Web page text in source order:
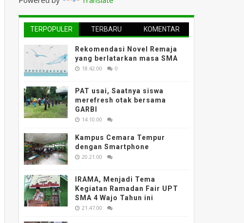
TERPOPULER TERBARU KOMENTAR
Rekomendasi Novel Remaja
yang berlatarkan masa SMA
18.42.00 0
PAT usai, Saatnya siswa
merefresh otak bersama
GARBI
14.10.00
Kampus Cemara Tempur
dengan Smartphone
20.21.00
IRAMA, Menjadi Tema
Kegiatan Ramadan Fair UPT
SMA 4 Wajo Tahun ini
21.47.00